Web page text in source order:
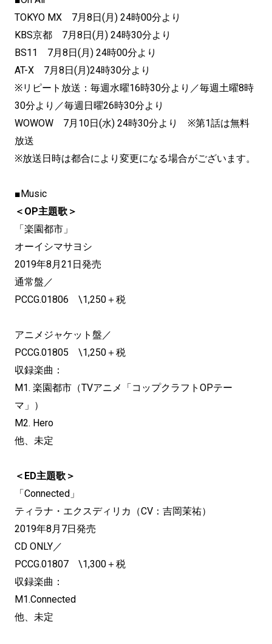
TOKYO MX 7月8日(月) 24時00分より
KBS京都 7月8日(月) 24時30分より
BS11 7月8日(月) 24時00分より
AT-X 7月8日(月)24時30分より
※リピート放送：毎週水曜16時30分より／毎週土曜8時
30分より／毎週日曜26時30分より
WOWOW 7月10日(水) 24時30分より ※第1話は無料
放送
※放送日時は都合により変更になる場合がございます。
■Music
＜OP主題歌＞
「楽園都市」
オーイシマサヨシ
2019年8月21日発売
通常盤／
PCCG.01806 \1,250＋税
アニメジャケット盤／
PCCG.01805 \1,250＋税
収録楽曲：
M1. 楽園都市（TVアニメ「コップクラフトOPテー
マ」）
M2. Hero
他、未定
＜ED主題歌＞
「Connected」
ティラナ・エクスディリカ（CV：吉岡茉祐）
2019年8月7日発売
CD ONLY／
PCCG.01807 \1,300＋税
収録楽曲：
M1.Connected
他、未定